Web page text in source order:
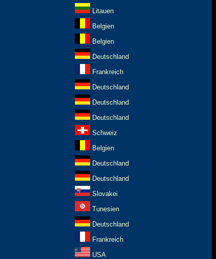
Litauen
Belgien
Belgien
Deutschland
Frankreich
Deutschland
Deutschland
Deutschland
Schweiz
Belgien
Deutschland
Deutschland
Slovakei
Tunesien
Deutschland
Frankreich
USA